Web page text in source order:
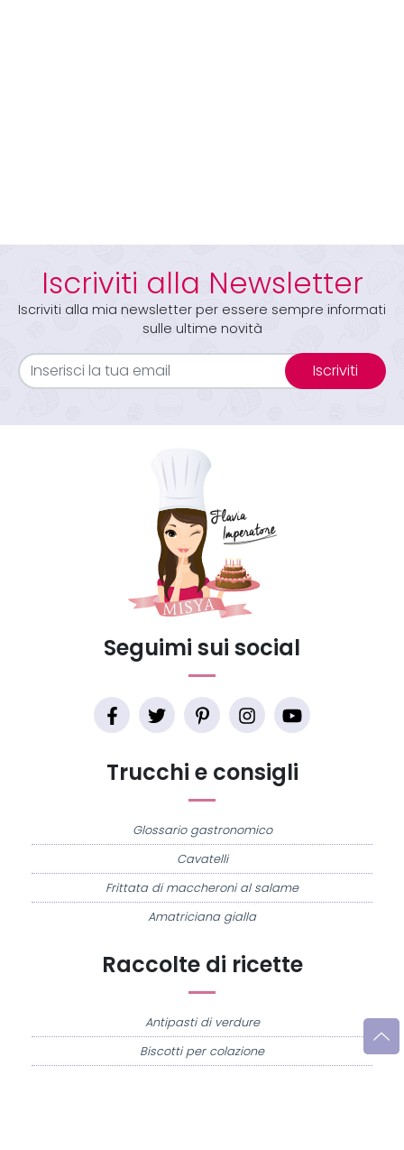
Iscriviti alla Newsletter
Iscriviti alla mia newsletter per essere sempre informati
sulle ultime novità
Iscriviti
Raccolte di ricette
Antipasti di verdure
Biscotti per colazione
Trucchi e consigli
Glossario gastronomico
Cavatelli
Frittata di maccheroni al salame
Amatriciana gialla
Seguimi sui social